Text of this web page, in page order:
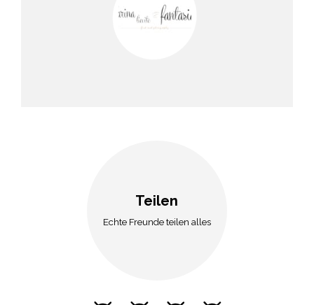
Teilen
Echte Freunde teilen alles